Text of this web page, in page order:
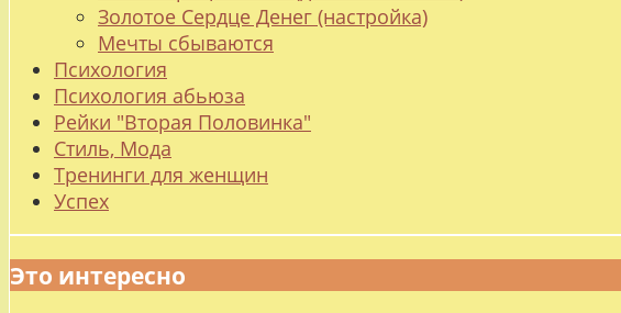
Золотое Сердце Денег (настройка)
Мечты сбываются
Психология
Психология абьюза
Рейки "Вторая Половинка"
Стиль, Мода
Тренинги для женщин
Успех
Это интересно